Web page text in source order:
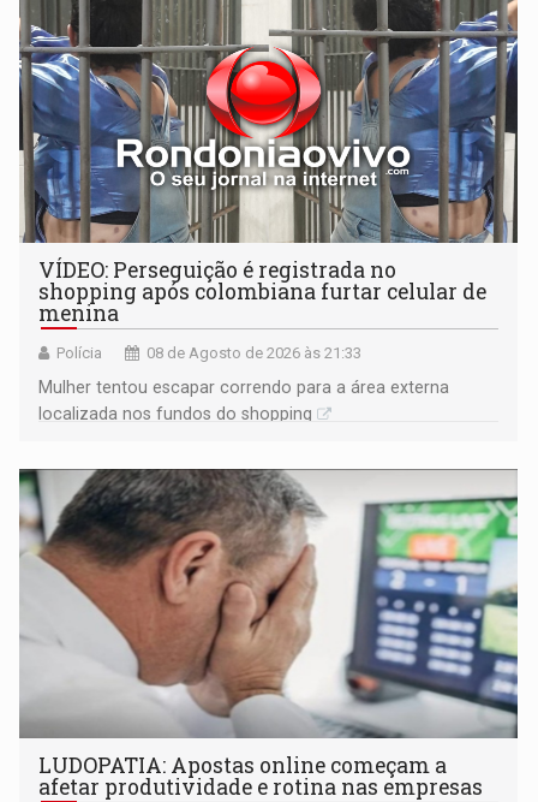
VÍDEO: Perseguição é registrada no
shopping após colombiana furtar celular de
menina
Polícia 08 de Agosto de 2026 às 21:33
Mulher tentou escapar correndo para a área externa
localizada nos fundos do shopping
LUDOPATIA: Apostas online começam a
afetar produtividade e rotina nas empresas